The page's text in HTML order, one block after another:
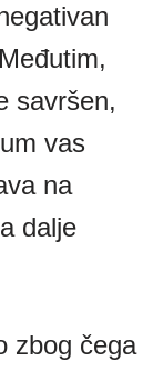
savršen,
vas
na
dalje
zbog čega